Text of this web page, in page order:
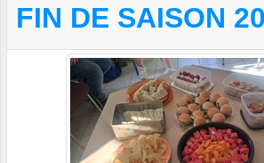
FIN DE SAISON